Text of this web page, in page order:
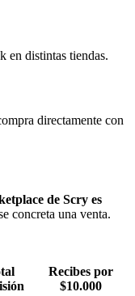
en distintas tiendas.
directamente con
de Scry es
concreta una venta.
Recibes por
$10.000